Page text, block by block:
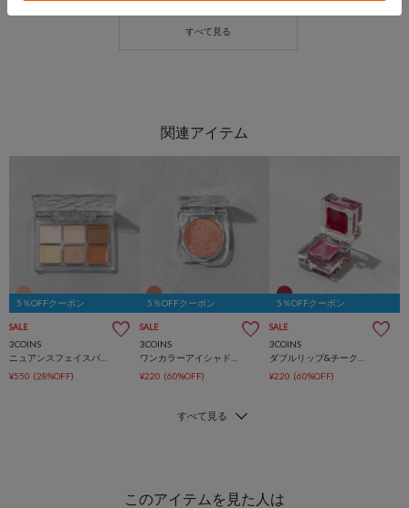
5％OFFクーポン
SALE
3COINS
¥550 (28%OFF)
5％OFFクーポン
SALE
3COINS
¥220 (60%OFF)
5％OFFクーポン
SALE
3COINS
¥220 (60%OFF)
このアイテムを見た人は